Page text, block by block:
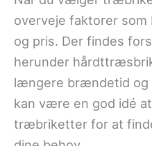
overveje faktorer
og pris. Der findes
herunder
længere brændetid
kan være en god idé
træbriketter for at